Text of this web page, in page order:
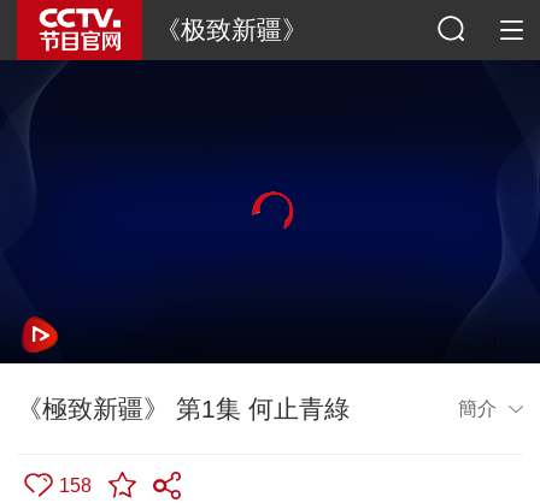
《极致新疆》
《極致新疆》 第1集 何止青綠 簡介
158